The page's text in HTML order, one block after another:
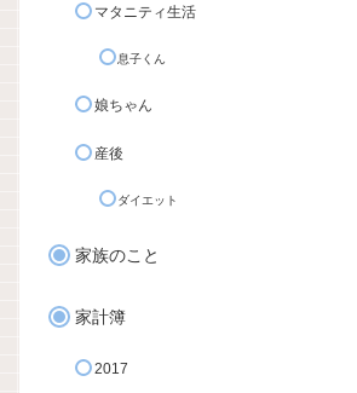
マタニティ生活
息子くん
娘ちゃん
産後
ダイエット
家族のこと
家計簿
2017